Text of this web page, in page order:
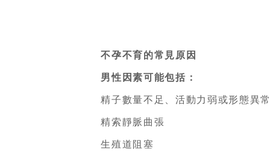
不孕不育的常見原因
男性因素可能包括：
精子數量不足、活動力弱或形態異
精索靜脈曲張
生殖道阻塞